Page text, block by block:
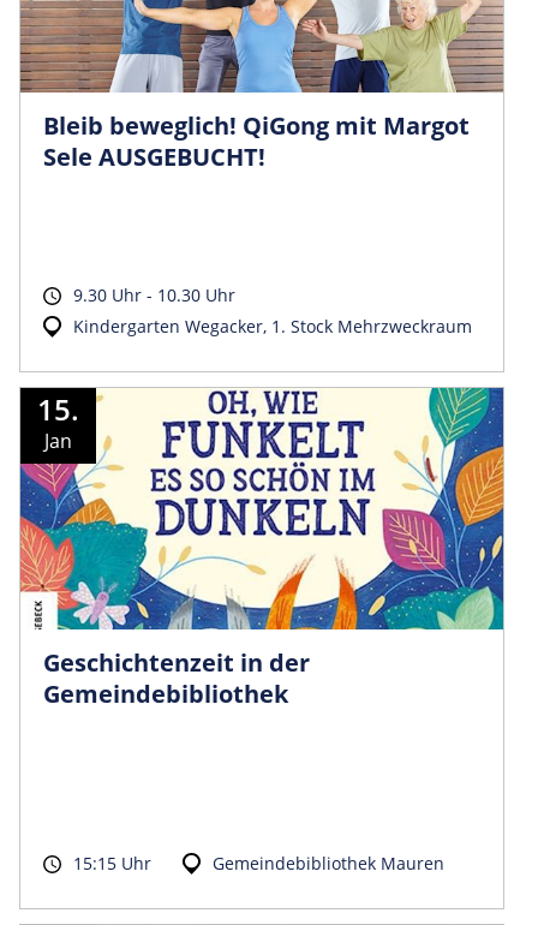
Bleib beweglich! QiGong mit Margot
Sele AUSGEBUCHT!
9.30 Uhr - 10.30 Uhr
Kindergarten Wegacker, 1. Stock Mehrzweckraum
15.
Jan
Geschichtenzeit in der
Gemeindebibliothek
15:15 Uhr Gemeindebibliothek Mauren